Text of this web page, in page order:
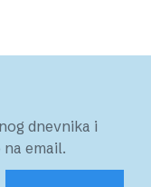
dnevnika i
email.